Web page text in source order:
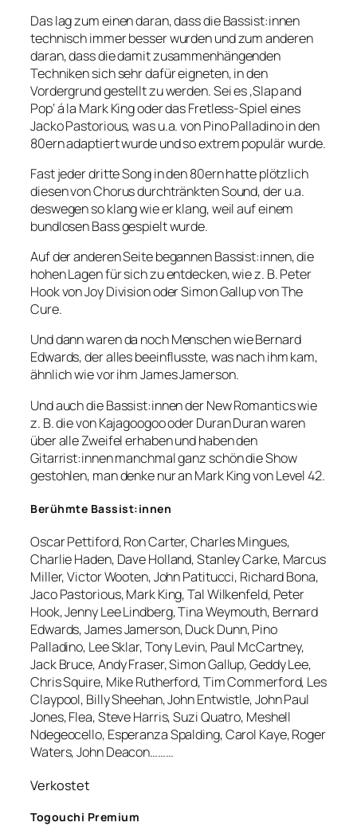
Das lag zum einen daran, dass die Bassist:innen
technisch immer besser wurden und zum anderen
daran, dass die damit zusammenhängenden
Techniken sich sehr dafür eigneten, in den
Vordergrund gestellt zu werden. Sei es ‚Slap and
Pop‘ á la Mark King oder das Fretless-Spiel eines
Jacko Pastorious, was u.a. von Pino Palladino in den
80ern adaptiert wurde und so extrem populär wurde.
Fast jeder dritte Song in den 80ern hatte plötzlich
diesen von Chorus durchtränkten Sound, der u.a.
deswegen so klang wie er klang, weil auf einem
bundlosen Bass gespielt wurde.
Auf der anderen Seite begannen Bassist:innen, die
hohen Lagen für sich zu entdecken, wie z. B. Peter
Hook von Joy Division oder Simon Gallup von The
Cure.
Und dann waren da noch Menschen wie Bernard
Edwards, der alles beeinflusste, was nach ihm kam,
ähnlich wie vor ihm James Jamerson.
Und auch die Bassist:innen der New Romantics wie
z. B. die von Kajagoogoo oder Duran Duran waren
über alle Zweifel erhaben und haben den
Gitarrist:innen manchmal ganz schön die Show
gestohlen, man denke nur an Mark King von Level 42.
Berühmte Bassist:innen
Oscar Pettiford, Ron Carter, Charles Mingues,
Charlie Haden, Dave Holland, Stanley Carke, Marcus
Miller, Victor Wooten, John Patitucci, Richard Bona,
Jaco Pastorious, Mark King, Tal Wilkenfeld, Peter
Hook, Jenny Lee Lindberg, Tina Weymouth, Bernard
Edwards, James Jamerson, Duck Dunn, Pino
Palladino, Lee Sklar, Tony Levin, Paul McCartney,
Jack Bruce, Andy Fraser, Simon Gallup, Geddy Lee,
Chris Squire, Mike Rutherford, Tim Commerford, Les
Claypool, Billy Sheehan, John Entwistle, John Paul
Jones, Flea, Steve Harris, Suzi Quatro, Meshell
Ndegeocello, Esperanza Spalding, Carol Kaye, Roger
Waters, John Deacon………
Verkostet
Togouchi Premium